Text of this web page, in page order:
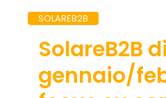
SOLAREB2B
SolareB2B di
gennaio/